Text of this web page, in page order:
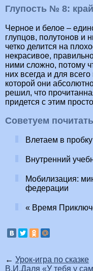
Глупость № 8:
Черное и белое –
глупцов, полутонов и
четко делится на
некрасивое,
ними сложно, потому
них всегда и для
которой они
решил, что
придется с этим
Советуем почитать
Влетаем в пробку
Внутренний
Мобилизация:
федерации
« Время
← Урок-игра по сказке
В.И.Даля «У тебя у